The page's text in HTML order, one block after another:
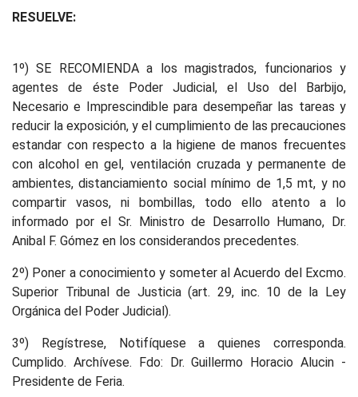
RESUELVE:
1º) SE RECOMIENDA a los magistrados, funcionarios y
agentes de éste Poder Judicial, el Uso del Barbijo,
Necesario e Imprescindible para desempeñar las tareas y
reducir la exposición, y el cumplimiento de las precauciones
estandar con respecto a la higiene de manos frecuentes
con alcohol en gel, ventilación cruzada y permanente de
ambientes, distanciamiento social mínimo de 1,5 mt, y no
compartir vasos, ni bombillas, todo ello atento a lo
informado por el Sr. Ministro de Desarrollo Humano, Dr.
Anibal F. Gómez en los considerandos precedentes.
2º) Poner a conocimiento y someter al Acuerdo del Excmo.
Superior Tribunal de Justicia (art. 29, inc. 10 de la Ley
Orgánica del Poder Judicial).
3º) Regístrese, Notifíquese a quienes corresponda.
Cumplido. Archívese. Fdo: Dr. Guillermo Horacio Alucin -
Presidente de Feria.